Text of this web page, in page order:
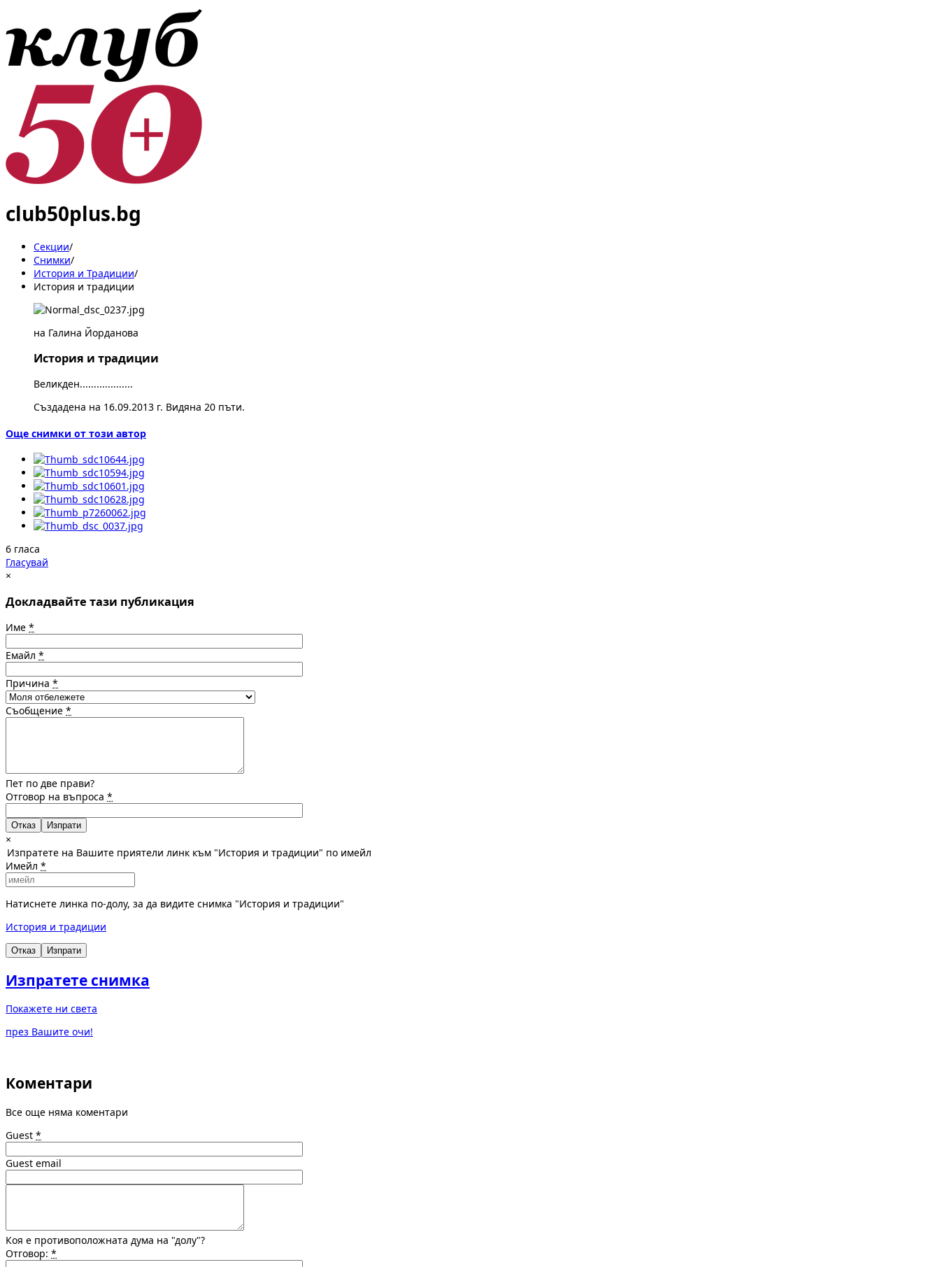
club50plus.bg
Секции/
Снимки/
История и Традиции/
История и традиции
на Галина Йорданова
История и традиции
Великден...................
Създадена на 16.09.2013 г. Видяна 20 пъти.
Още снимки от този автор
6 гласа
Гласувай
×
Докладвайте тази публикация
Име *
Емайл *
Причина *
Съобщение *
Пет по две прави?
Отговор на въпроса *
Отказ
×
Изпратете на Вашите приятели линк към "История и традиции" по имейл
Имейл *
Натиснете линка по-долу, за да видите снимка "История и традиции"
История и традиции
Отказ Изпрати
Изпратете снимка
Покажете ни света
през Вашите очи!
Коментари
Все още няма коментари
Guest *
Guest email
Коя е противоположната дума на "долу"?
Отговор: *